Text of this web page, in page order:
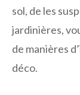
sol, de les
jardinières,
de manières
déco.